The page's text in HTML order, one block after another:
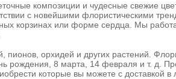
композиции и чудесные свежие
с новейшими флористическими
корзинах или форме сердца. Мы
пионов, орхидей и других растений.
рождения, 8 марта, 14 февраля и т. д.
которые вы можете с доставкой в